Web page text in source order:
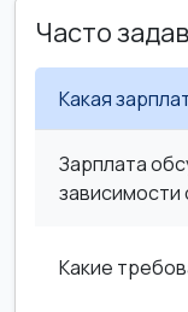
Часто
Какая
Зарплата
зависимости
Какие